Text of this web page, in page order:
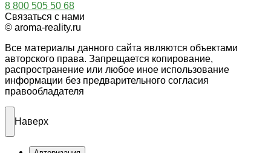
8 800 505 50 68
Связаться с нами
© aroma-reality.ru
Все материалы данного сайта являются объектами
авторского права. Запрещается копирование,
распространение или любое иное использование
информации без предварительного согласия
правообладателя
Наверх